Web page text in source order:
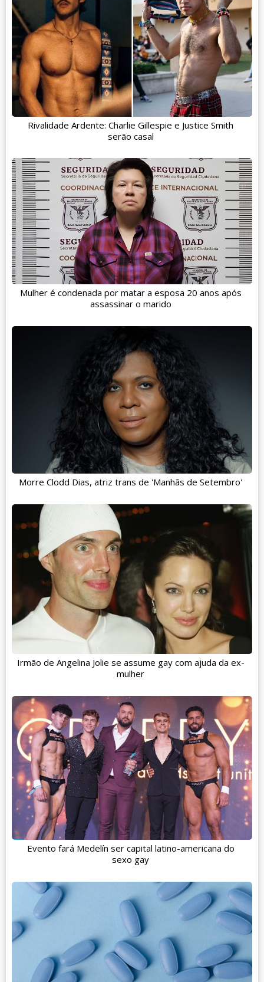
Rivalidade Ardente: Charlie Gillespie e Justice Smith
serão casal
Mulher é condenada por matar a esposa 20 anos após
assassinar o marido
Morre Clodd Dias, atriz trans de 'Manhãs de Setembro'
Irmão de Angelina Jolie se assume gay com ajuda da ex-
mulher
Evento fará Medelín ser capital latino-americana do
sexo gay